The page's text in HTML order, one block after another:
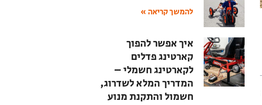
להמשך קריאה »
איך אפשר להפוך
קארטינג פדלים
לקארטינג חשמלי –
המדריך המלא לשדרוג,
חשמול והתקנת מנוע